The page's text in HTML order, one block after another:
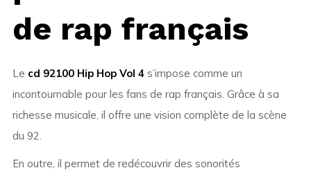
de rap français
Le cd 92100 Hip Hop Vol 4s’impose comme un
incontournable pour les fans de rap français. Grâce à sa
richesse musicale, il offre une vision complète de la scène
du 92.
En outre, il permet de redécouvrir des sonorités